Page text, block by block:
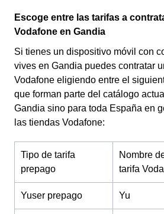
Escoge entre las tarifas a
Vodafone en Gandia
Si tienes un dispositivo móvil con
vives en Gandia puedes contratar
Vodafone eligiendo entre el
que forman parte del catálogo
Gandia sino para toda España en
las tiendas Vodafone:
Tipo de tarifa
prepago
Nombre
tarifa
Yuser prepago Yu